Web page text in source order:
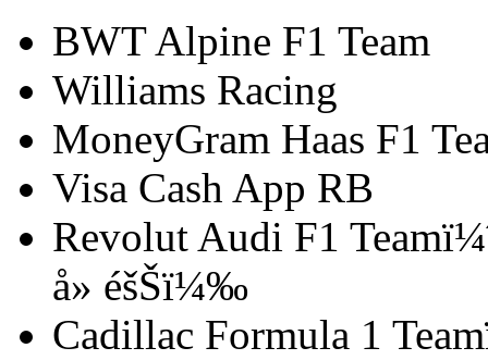
BWT Alpine F1 Team
Williams Racing
MoneyGram Haas F1
Visa Cash App RB
Revolut Audi F1
å» éšŠï¼‰
Cadillac Formula 1